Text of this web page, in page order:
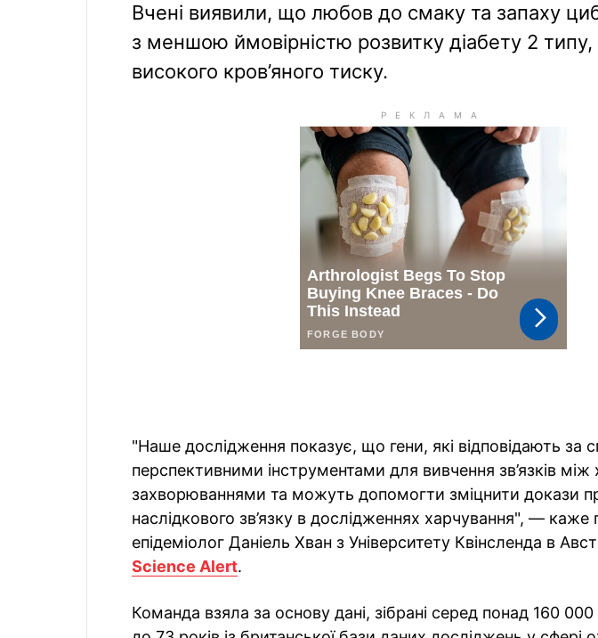
Вчені виявили, що любов до смаку та запаху
з меншою ймовірністю розвитку діабету 2
високого кров’яного тиску.
"Наше дослідження показує, що гени, які відповідають за
перспективними інструментами для вивчення зв’язків між
захворюваннями та можуть допомогти зміцнити докази
наслідкового зв’язку в дослідженнях харчування", — каже
епідеміолог Даніель Хван з Університету Квінсленда в
Science Alert.
Команда взяла за основу дані, зібрані серед понад 160 000